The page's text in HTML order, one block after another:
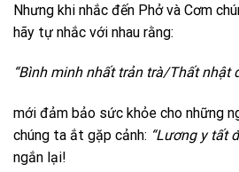
Nhưng khi nhắc đến Phở và Cơm
hãy tự nhắc với nhau rằng:
“Bình minh nhất trản trà/Thất nhật
mới đảm bảo sức khỏe cho những
chúng ta ắt gặp cảnh: “Lương y tất
ngắn lại!